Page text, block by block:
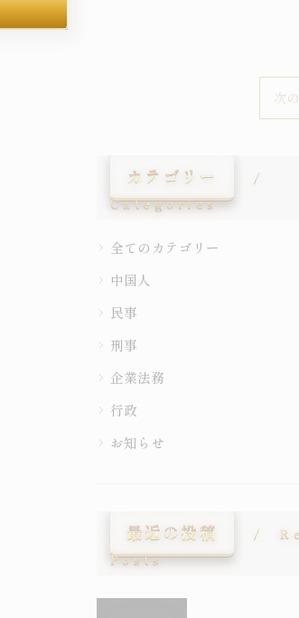
次
カテゴリー
Categories
全てのカテゴリー
中国人
民事
刑事
企業法務
行政
お知らせ
最近の投稿
Posts